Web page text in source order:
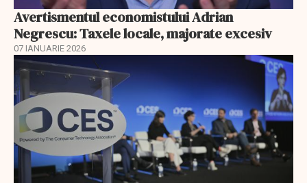
Avertismentul economistului Adrian
Negrescu: Taxele locale, majorate excesiv
07 IANUARIE 2026